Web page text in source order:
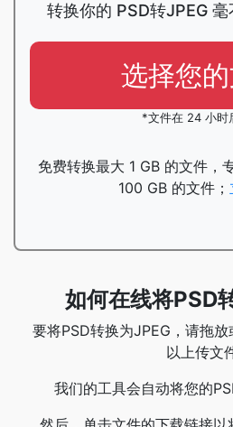
转换你的 PSD转JPEG
选择您
*文件在 24 小时
免费转换最大 1 GB 的文件，
100 GB 的文件；
如何在线将PSD
要将PSD转换为JPEG，请拖
以上传文
我们的工具会自动将您的